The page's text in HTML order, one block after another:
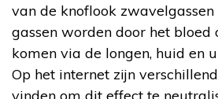
van de knoflook zwavelgassen
gassen worden door het bloed
komen via de longen, huid en
Op het internet zijn
vinden om dit effect te